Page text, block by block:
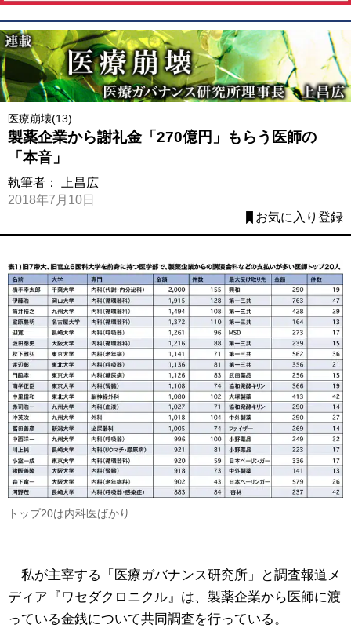
医療崩壊(13)
製薬企業から謝礼金「270億円」もらう医師の
「本音」
執筆者： 上昌広
2018年7月10日
お気に入り登録
トップ20は内科医ばかり
私が主宰する「医療ガバナンス研究所」と調査報道メ
ディア『ワセダクロニクル』は、製薬企業から医師に渡
っている金銭について共同調査を行っている。